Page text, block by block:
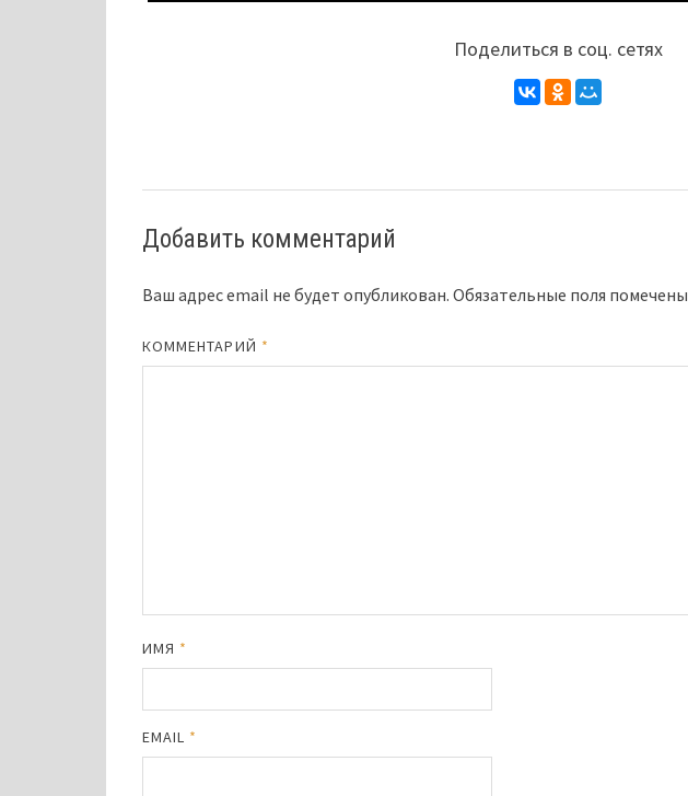
Поделиться в соц. сетях
Добавить комментарий
Ваш адрес email не будет опубликован. Обязательные поля помечены
КОММЕНТАРИЙ *
ИМЯ *
EMAIL *